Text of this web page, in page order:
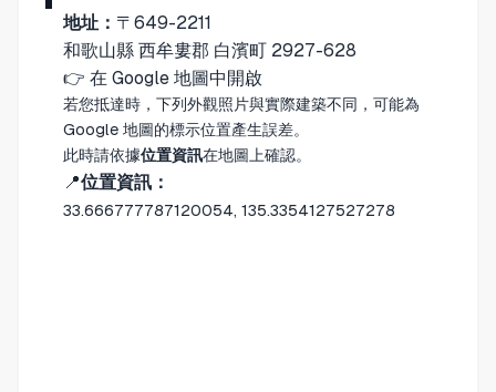
地址： 〒649-2211
和歌山縣 西牟婁郡 白濱町 2927-628
👉 在 Google 地圖中開啟
若您抵達時，下列外觀照片與實際建築不同，可能為
Google 地圖的標示位置產生誤差。
此時請依據位置資訊在地圖上確認。
📍位置資訊：
33.666777787120054, 135.3354127527278